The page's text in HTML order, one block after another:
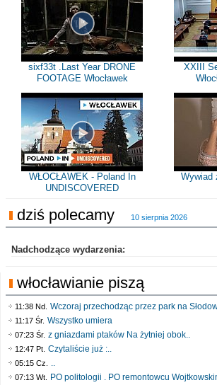
sixf33t .Last Year DRONE
FOOTAGE Włocławek
XXIII
WŁOCŁAWEK - Poland In
UNDISCOVERED
Wywiad
dziś polecamy 10 sierpnia 2026
Nadchodzące wydarzenia:
włocławianie piszą
11:38 Nd. Wczoraj przechodząc przez park na
11:17 Śr. Wszystko umiera
07:23 Śr. z gniazdami ptaków Na żytniej obok..
12:47 Pt. Czytaliście już :..
05:15 Cz. ..
07:13 Wt. PO politologii . PO remontowcu